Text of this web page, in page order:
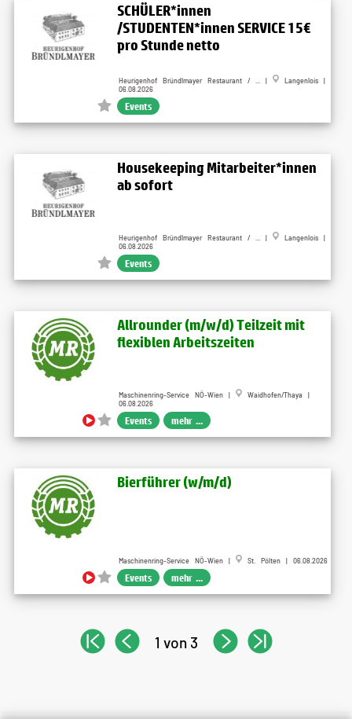
SCHÜLER*innen
/STUDENTEN*innen SERVICE 15€
pro Stunde netto
Heurigenhof Bründlmayer Restaurant / ... |
Langenlois |
06.08.2026
Events
Housekeeping Mitarbeiter*innen
ab sofort
Heurigenhof Bründlmayer Restaurant / ... |
Langenlois |
06.08.2026
Events
Allrounder (m​/w​/d) Teilzeit mit
flexiblen Arbeitszeiten
Maschinenring-Service NÖ-Wien |
Waidhofen/Thaya |
06.08.2026
Events mehr ...
Bierführer (w​/m​/d)
Maschinenring-Service NÖ-Wien | St. Pölten | 06.08.2026
Events mehr ...
1 von 3